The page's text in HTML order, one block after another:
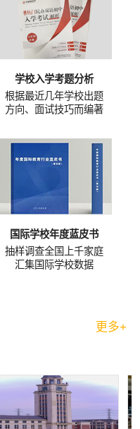
学校入学考题分析
根据最近几年学校出题
方向、面试技巧而编著
国际学校年度蓝皮书
抽样调查全国上千家庭
汇集国际学校数据
更多+